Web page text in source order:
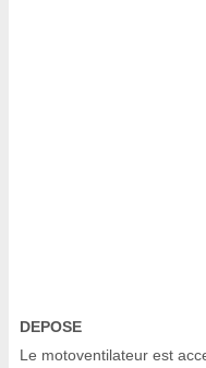
DEPOSE
Le motoventilateur est